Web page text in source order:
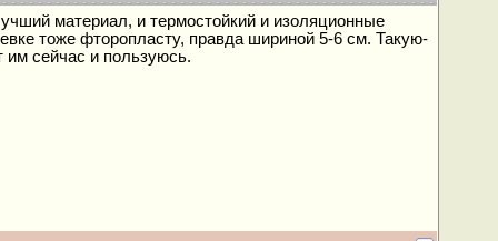
материал, и термостойкий и изоляционные
тоже фторопласту, правда шириной 5-6 см. Такую-
им сейчас и пользуюсь.